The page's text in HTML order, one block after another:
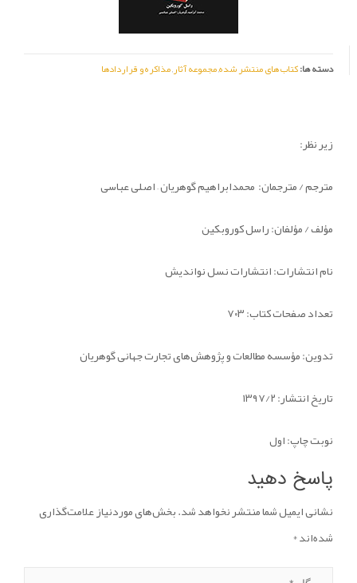
دسته ها:کتاب های منتشر شده,مجموعه آثار,مذاکره و قراردادها
زیر نظر:
مترجم / مترجمان: محمدابراهیم گوهریان–اصلی عباسی
مؤلف / مؤلفان: راسل کوروبکین
نام انتشارات:انتشارات نسل نواندیش
تعداد صفحات کتاب: ۷۰۳
تدوین:مؤسسه مطالعات و پژوهش‌های تجارت جهانی گوهریان
تاریخ انتشار:۱۳۹۷/۲
نوبت چاپ:اول
پاسخ دهید
نشانی ایمیل شما منتشر نخواهد شد.بخش‌های موردنیاز علامت‌گذاری
شده‌اند*